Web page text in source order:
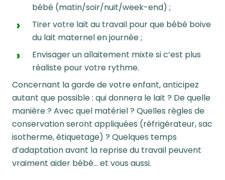
bébé (matin/soir/nuit/week-end) ;
Tirer votre lait au travail pour que bébé boive
du lait maternel en journée ;
Envisager unallaitement mixtesi c’est plus
réaliste pour votre rythme.
Concernant la garde de votre enfant, anticipez
autant que possible : qui donnera le lait ? De quelle
manière ? Avec quel matériel ? Quelles règles de
conservation seront appliquées (réfrigérateur, sac
isotherme, étiquetage) ? Quelques temps
d’adaptation avant la reprisedu travail peuvent
vraiment aider bébé… et vous aussi.